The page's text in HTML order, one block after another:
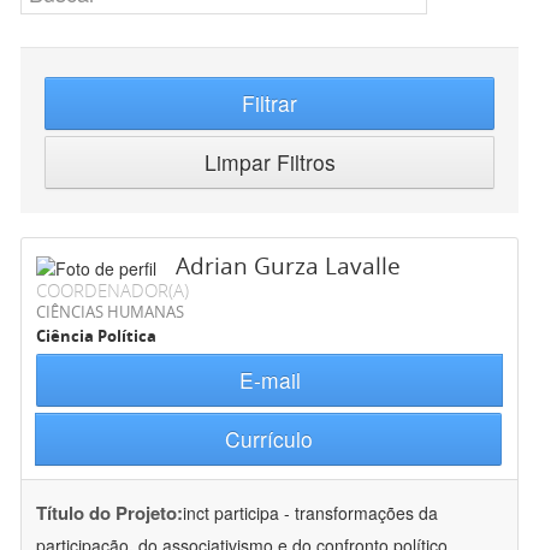
Filtrar
Limpar Filtros
Adrian Gurza Lavalle
COORDENADOR(A)
CIÊNCIAS HUMANAS
Ciência Política
E-mail
Currículo
Título do Projeto:inct participa - transformações da